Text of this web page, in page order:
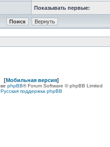
Показывать первые:
[Мобильная версия]
phpBB® Forum Software © phpBB Limited
Русская поддержка phpBB